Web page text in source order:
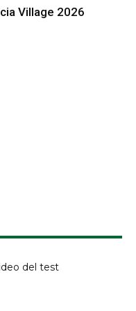
Village 2026
del test